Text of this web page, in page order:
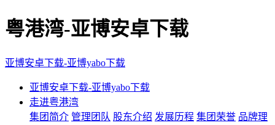
粤港湾-亚博安卓下载
亚博安卓下载-亚博yabo下载
亚博安卓下载-亚博yabo下载
走进粤港湾
集团简介 管理团队 股东介绍 发展历程 集团荣誉 品牌理